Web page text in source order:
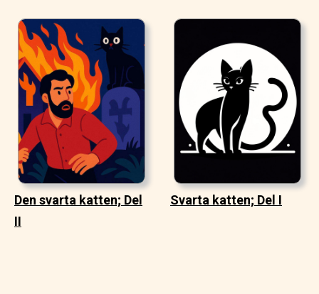
Den svarta katten; Del
II
Svarta katten; Del I